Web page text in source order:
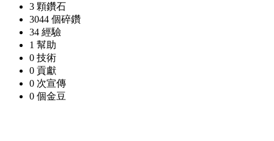
3 顆鑽石
3044 個碎鑽
34 經驗
1 幫助
0 技術
0 貢獻
0 次宣傳
0 個金豆